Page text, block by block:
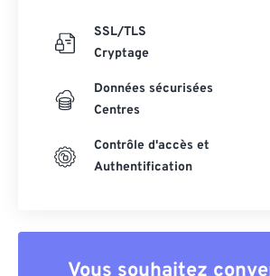
SSL/TLS
Cryptage
Données sécurisées
Centres
Contrôle d'accès et
Authentification
Vous souhaitez